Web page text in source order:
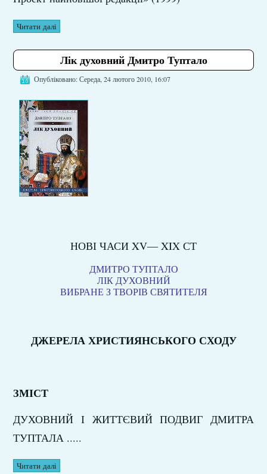
Читати далі
Лік духовний Дмитро Туптало
Опубліковано: Середа, 24 лютого 2010, 16:07
НОВІ ЧАСИ XV— XIX СТ
ДМИТРО ТУПТАЛО
ЛІК ДУХОВНИЙ
ВИБРАНЕ З ТВОРІВ СВЯТИТЕЛЯ
ДЖЕРЕЛА ХРИСТИЯНСЬКОГО СХОДУ
ЗМІСТ
ДУХОВНИЙ І ЖИТТЄВИЙ ПОДВИГ ДМИТРА
ТУПТАЛА .....
Читати далі